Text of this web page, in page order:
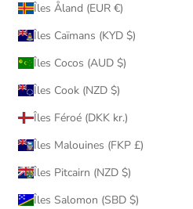
Îles Åland (EUR €)
Îles Caïmans (KYD $)
Îles Cocos (AUD $)
Îles Cook (NZD $)
Îles Féroé (DKK kr.)
Îles Malouines (FKP £)
Îles Pitcairn (NZD $)
Îles Salomon (SBD $)